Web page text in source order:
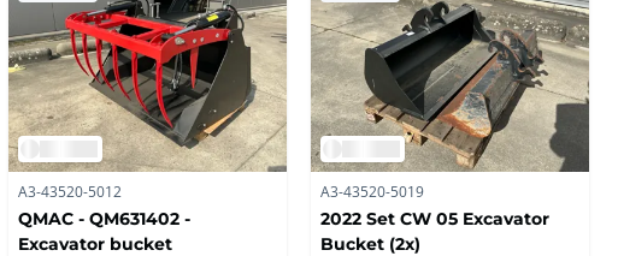
A3-43520-5012
QMAC - QM631402 -
Excavator bucket
A3-43520-5019
2022 Set CW 05 Excavator
Bucket (2x)